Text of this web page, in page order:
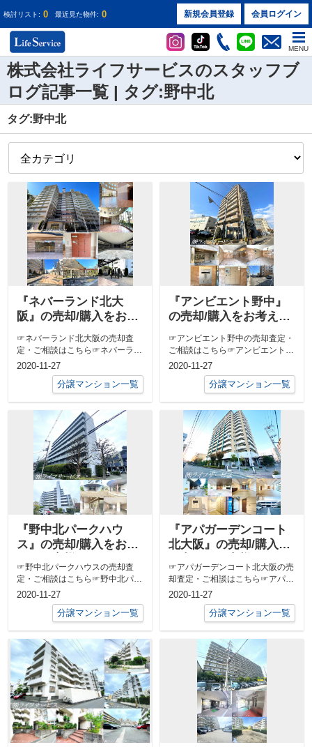
検討リスト: 0 最近見た物件: 0 新規会員登録 会員ログイン
MENU
株式会社ライフサービスのスタッフブ
ログ記事一覧 | タグ:野中北
タグ:野中北
『ネバーランド北大
阪』の売却/購入をお考
えのお客様へ
☞ネバーランド北大阪の売却査
定・ご相談はこちら☞ネバーラン
ド北大阪の売り出し中の物件はこ
2020-11-27
分譲マンション一覧
『アンビエント野中』
の売却/購入をお考えの
お客様へ
☞アンビエント野中の売却査定・
ご相談はこちら☞アンビエント野
中の売り出し中の物件はこちら
2020-11-27
分譲マンション一覧
『野中北パークハウ
ス』の売却/購入をお考
☞野中北パークハウスの売却査
定・ご相談はこちら☞野中北パー
クハウスの売り出し中の物件はこ
2020-11-27
分譲マンション一覧
『アパガーデンコート
北大阪』の売却/購入を
☞アパガーデンコート北大阪の売
却査定・ご相談はこちら☞アパガ
ーデンコート北大阪の売り出し中
の物件はこ...
2020-11-27
分譲マンション一覧